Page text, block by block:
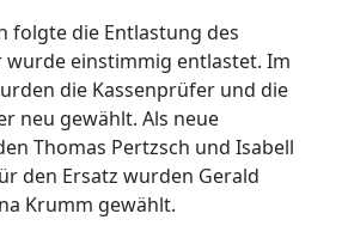
folgte die Entlastung des
wurde einstimmig entlastet. Im
die Kassenprüfer und die
neu gewählt. Als neue
Thomas Pertzsch und Isabell
den Ersatz wurden Gerald
Krumm gewählt.